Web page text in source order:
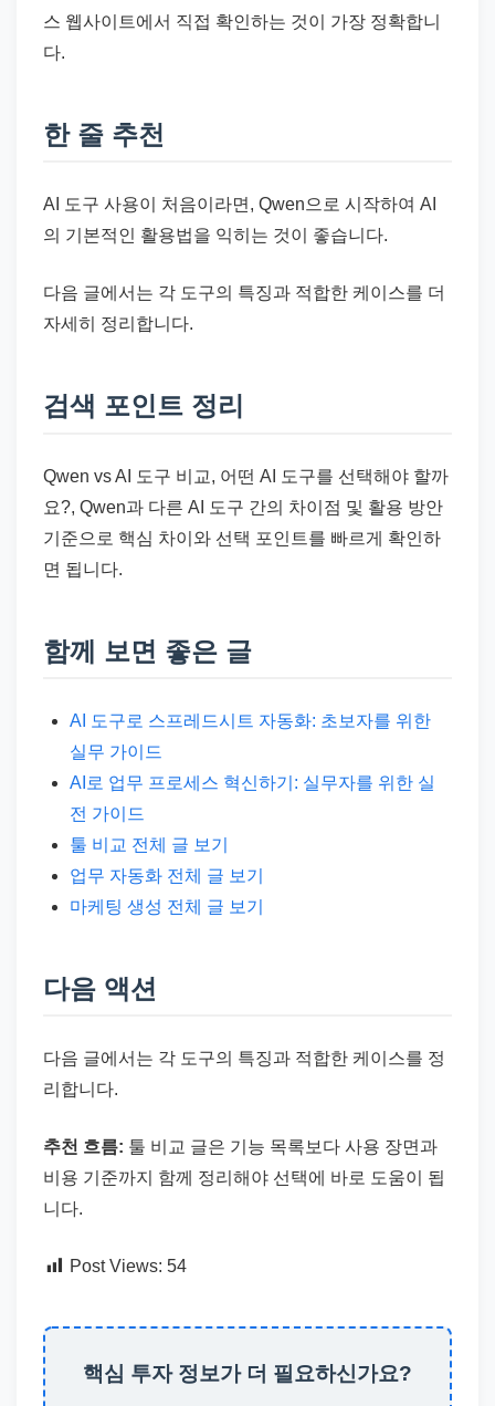
스 웹사이트에서 직접 확인하는 것이 가장 정확합니
다.
한 줄 추천
AI 도구 사용이 처음이라면, Qwen으로 시작하여 AI
의 기본적인 활용법을 익히는 것이 좋습니다.
다음 글에서는 각 도구의 특징과 적합한 케이스를 더
자세히 정리합니다.
검색 포인트 정리
Qwen vs AI 도구 비교, 어떤 AI 도구를 선택해야 할까
요?, Qwen과 다른 AI 도구 간의 차이점 및 활용 방안
기준으로 핵심 차이와 선택 포인트를 빠르게 확인하
면 됩니다.
함께 보면 좋은 글
AI 도구로 스프레드시트 자동화: 초보자를 위한
실무 가이드
AI로 업무 프로세스 혁신하기: 실무자를 위한 실
전 가이드
툴 비교 전체 글 보기
업무 자동화 전체 글 보기
마케팅 생성 전체 글 보기
다음 액션
다음 글에서는 각 도구의 특징과 적합한 케이스를 정
리합니다.
추천 흐름: 툴 비교 글은 기능 목록보다 사용 장면과
비용 기준까지 함께 정리해야 선택에 바로 도움이 됩
니다.
Post Views: 54
핵심 투자 정보가 더 필요하신가요?